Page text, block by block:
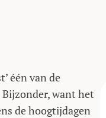
één van de
want het
de hoogtijdagen